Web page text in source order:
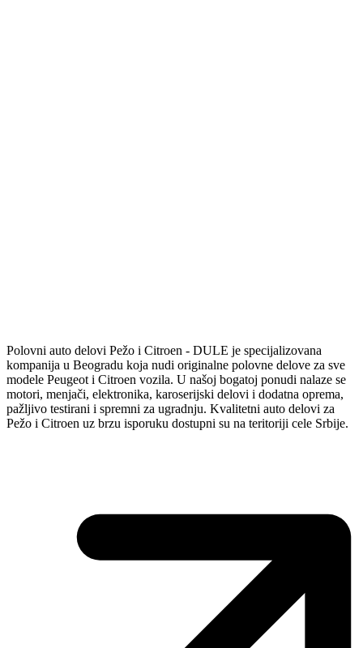
Polovni auto delovi Pežo i Citroen - DULE je specijalizovana
kompanija u Beogradu koja nudi originalne polovne delove za sve
modele Peugeot i Citroen vozila. U našoj bogatoj ponudi nalaze se
motori, menjači, elektronika, karoserijski delovi i dodatna oprema,
pažljivo testirani i spremni za ugradnju. Kvalitetni auto delovi za
Pežo i Citroen uz brzu isporuku dostupni su na teritoriji cele Srbije.